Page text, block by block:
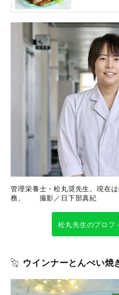
管理栄養士・松丸奨先生。現在
務。 撮影／日下部真紀
松丸先生のプロフ
ウインナーとんぺい焼